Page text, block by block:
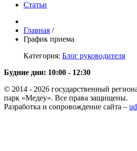
Статьи
Главная /
График приема
Категория: Блог руководителя
Будние дни: 10:00 - 12:30
© 2014 - 2026 государственный
парк «Медеу». Все права защищены.
Разработка и сопровождение сайта –